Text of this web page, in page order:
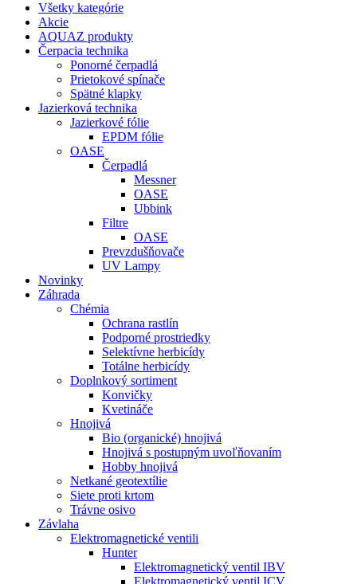
Všetky kategórie
Akcie
AQUAZ produkty
Čerpacia technika
Ponorné čerpadlá
Prietokové spínače
Spätné klapky
Jazierková technika
Jazierkové fólie
EPDM fólie
OASE
Čerpadlá
Messner
OASE
Ubbink
Filtre
OASE
Prevzdušňovače
UV Lampy
Novinky
Záhrada
Chémia
Ochrana rastlín
Podporné prostriedky
Selektívne herbicídy
Totálne herbicídy
Doplnkový sortiment
Konvičky
Kvetináče
Hnojivá
Bio (organické) hnojivá
Hnojivá s postupným uvoľňovaním
Hobby hnojivá
Netkané geotextílie
Siete proti krtom
Trávne osivo
Závlaha
Elektromagnetické ventili
Hunter
Elektromagnetický ventil IBV